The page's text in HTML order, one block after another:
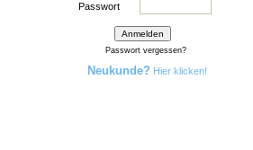
Passwort
Passwort vergessen?
Neukunde? Hier klicken!